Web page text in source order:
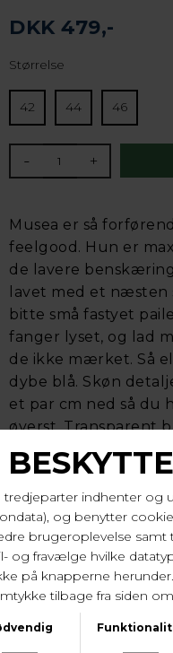
DKK 479,-
Størrelse
42 44 46
- +
Musea er så
feelgood. Hun er
de lavere
lavet med et
bitte små fastyet
fanger lyset, og lad
de ikke mærket. Så
dybe blå. Skøn
et par cm ned så du
øverst. Transparent
mindre transparent
igen bag på. Der er
72% polyamid, 19%
gr.
Varenr. 0502971 SAF